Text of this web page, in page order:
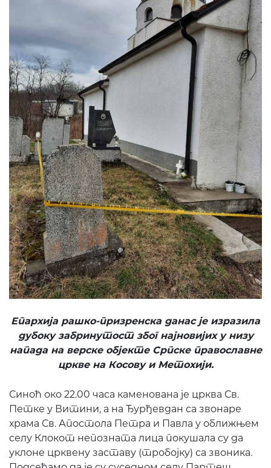
Епархија рашко-призренска данас је изразила
дубоку забринутост због најновијих у низу
напада на верске објекте Српске православне
цркве на Косову и Метохији.
Синоћ око 22.00 часа каменована је црква Св.
Петке у Витини, а на Ђурђевдан са звонаре
храма Св. Апостола Петра и Павла у оближњем
селу Клокот непозната лица покушала су да
уклоне црквену заставу (тробојку) са звоника.